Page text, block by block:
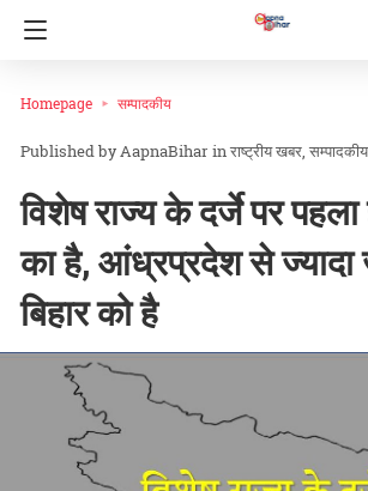
Homepage सम्पादकीय
AapnaBihar inराष्ट्रीय खबर सम्पादकीय
विशेष राज्य के दर्जे पर
का है, आंध्रप्रदेश से
बिहार को है